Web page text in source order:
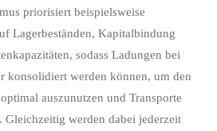
priorisiert beispielsweise
Lagerbeständen, Kapitalbindung
sodass Ladungen bei
konsolidiert werden können, um den
auszunutzen und Transporte
Gleichzeitig werden dabei jederzeit